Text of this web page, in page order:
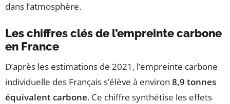
dans l’atmosphère.
Les chiffres clés de l’empreinte carbone
en France
D’après les estimations de 2021, l’empreinte carbone
individuelle des Français s’élève à environ 8,9 tonnes
équivalent carbone. Ce chiffre synthétise les effets